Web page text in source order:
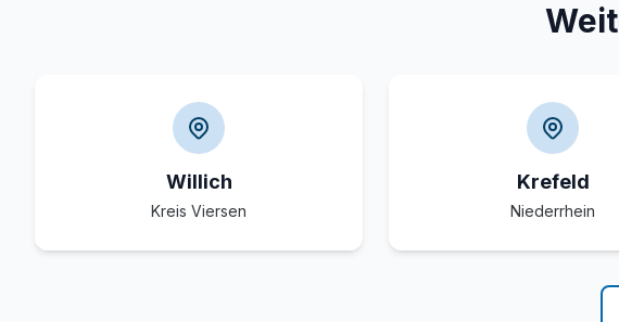
Willich
Kreis Viersen
Krefeld
Niederrhein